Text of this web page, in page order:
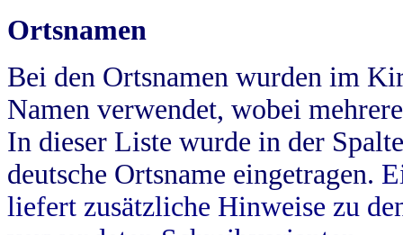
Ortsnamen
Bei den Ortsnamen wurden im
Namen verwendet, wobei
In dieser Liste wurde in der
deutsche Ortsname eingetragen.
liefert zusätzliche Hinweise zu